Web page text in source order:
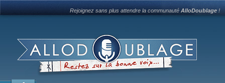
Rejoignez sans plus attendre la communautéAlloDoublage !